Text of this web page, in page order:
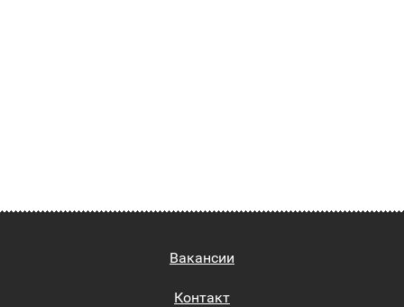
Вакансии
Контакт